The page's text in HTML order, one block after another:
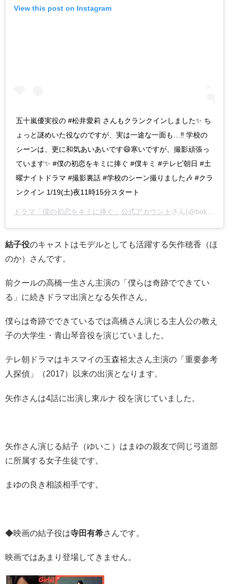
View this post on Instagram
五十嵐優実役の #松井愛莉 さんもクランクインしました✨ ち
ょっと謎めいた役なのですが、実は一途な一面も…‼️ 学校の
シーンは、更に和気あいあいです😄寒いですが、撮影頑張っ
ています✨ #僕の初恋をキミに捧ぐ #僕キミ #テレビ朝日 #土
曜ナイトドラマ #撮影裏話 #学校のシーン撮りました🎶 #クラ
ンクイン 1/19(土)夜11時15分スタート
ドラマ「僕の初恋をキミに捧ぐ」公式アカウント さん(@bokukimi_tvasahi)がシェアした投稿 –
結子役のキャストはモデルとしても活躍する矢作穂香（ほ
のか）さんです。
前クールの高橋一生さん主演の「僕らは奇跡でできてい
る」に続きドラマ出演となる矢作さん。
僕らは奇跡でできているでは高橋さん演じる主人公の教え
子の大学生・青山琴音役を演じていました。
テレ朝ドラマはキスマイの玉森裕太さん主演の「重要参考
人探偵」（2017）以来の出演となります。
矢作さんは4話に出演し東ルナ 役を演じていました。
矢作さん演じる結子（ゆいこ）はまゆの親友で同じ弓道部
に所属する女子生徒です。
まゆの良き相談相手です。
◆映画の結子役は寺田有希さんです。
映画ではあまり登場してきません。